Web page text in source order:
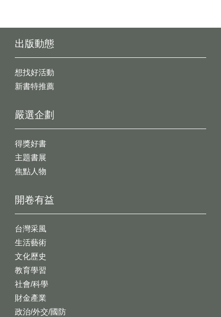
出版動態
想找好活動
新書特推薦
開卷有益
台灣采風
生活藝術
文化歷史
教育學習
社會/科學
財金產業
政治/外交/國防
嚴選企劃
得獎好書
主題書展
焦點人物